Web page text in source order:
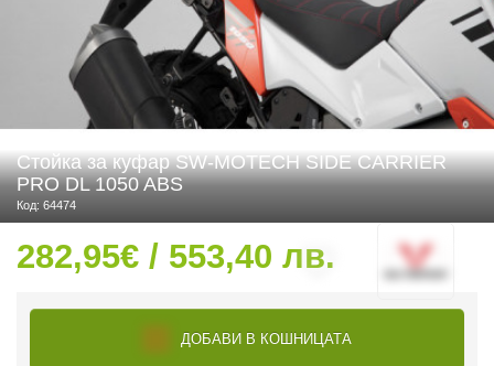
Стойка за куфар SW-MOTECH SIDE CARRIER
PRO DL 1050 ABS
Код: 64474
282,95€ / 553,40 лв.
ДОБАВИ В КОШНИЦАТА